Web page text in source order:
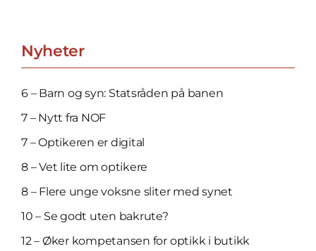
Nyheter
6 – Barn og syn: Statsråden på banen
7 – Nytt fra NOF
7 – Optikeren er digital
8 – Vet lite om optikere
8 – Flere unge voksne sliter med synet
10 – Se godt uten bakrute?
12 – Øker kompetansen for optikk i butikk